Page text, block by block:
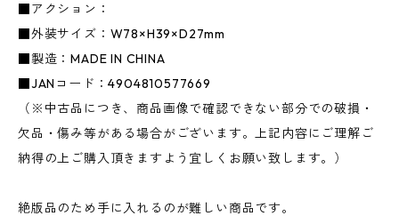
■アクション：
■外装サイズ：W78×H39×D27mm
■製造：MADE IN CHINA
■JANコード：4904810577669
（※中古品につき、商品画像で確認できない部分での破損・
欠品・傷み等がある場合がございます。上記内容にご理解ご
納得の上ご購入頂きますよう宜しくお願い致します。）
絶版品のため手に入れるのが難しい商品です。